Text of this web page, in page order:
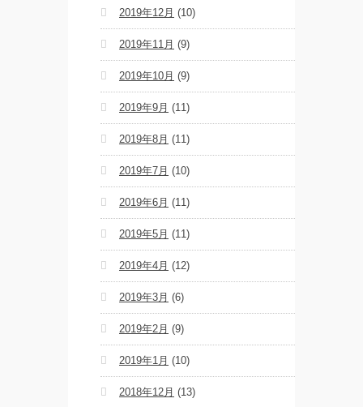
2019年12月 (10)
2019年11月 (9)
2019年10月 (9)
2019年9月 (11)
2019年8月 (11)
2019年7月 (10)
2019年6月 (11)
2019年5月 (11)
2019年4月 (12)
2019年3月 (6)
2019年2月 (9)
2019年1月 (10)
2018年12月 (13)